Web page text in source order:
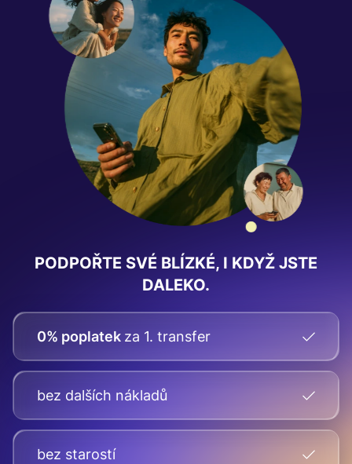
PODPOŘTE SVÉ BLÍZKÉ, I KDYŽ JSTE
DALEKO.
0% poplatek za 1. transfer
bez dalších nákladů
bez starostí